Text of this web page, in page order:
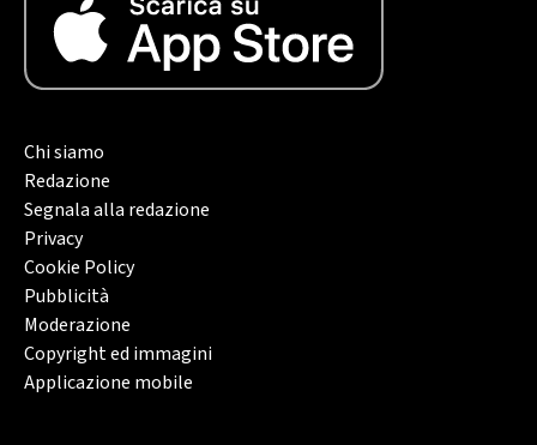
Chi siamo
Redazione
Segnala alla redazione
Privacy
Cookie Policy
Pubblicità
Moderazione
Copyright ed immagini
Applicazione mobile